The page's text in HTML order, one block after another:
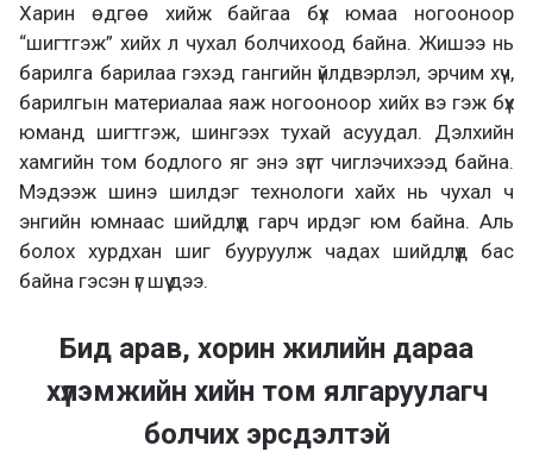
Харин өдгөө хийж байгаа бүх юмаа ногооноор
“шигтгэж” хийх л чухал болчихоод байна. Жишээ нь
барилга барилаа гэхэд гангийн үйлдвэрлэл, эрчим хүч,
барилгын материалаа яаж ногооноор хийх вэ гэж бүх
юманд шигтгэж, шингээх тухай асуудал. Дэлхийн
хамгийн том бодлого яг энэ зүгт чиглэчихээд байна.
Мэдээж шинэ шилдэг технологи хайх нь чухал ч
энгийн юмнаас шийдлүүд гарч ирдэг юм байна. Аль
болох хурдхан шиг бууруулж чадах шийдлүүд бас
байна гэсэн үг шүү дээ.
Бид арав, хорин жилийн дараа
хүлэмжийн хийн том ялгаруулагч
болчих эрсдэлтэй